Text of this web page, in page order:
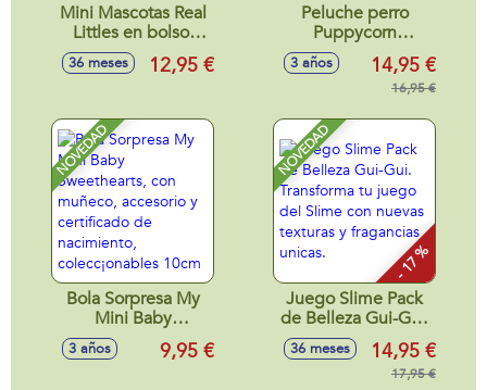
Mini Mascotas Real
Littles en bolso,
perros de
diferentes razas
- Modelos surtidos
36 meses 12,95 €
Peluche perro
Puppycorn
Rainbocorns en
huevo con cuerno
de unicornio,
18'7x14'2x11'5cm
3 años 14,95 €
16,95 €
NOVEDAD
Bola Sorpresa My
Mini Baby
Sweethearts, con
muñeco, accesorio
3 años 9,95 €
NOVEDAD
- 17 %
Juego Slime Pack
de Belleza Gui-Gui.
Transforma tu
juego del Slime
con nuevas texturas
36 meses 14,95 €
17,95 €